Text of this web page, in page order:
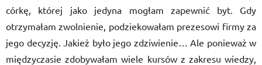
córkę, której jako jedyna mogłam zapewnić byt. Gdy
otrzymałam zwolnienie, podziekowałam prezesowi firmy za
jego decyzję. Jakież było jego zdziwienie… Ale ponieważ w
międzyczasie zdobywałam wiele kursów z zakresu wiedzy,